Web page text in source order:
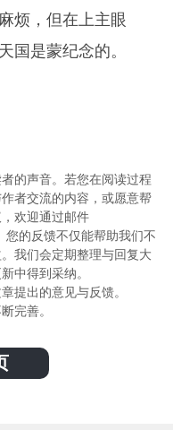
烦，但在上主眼
国是蒙纪念的。
的声音。若您在阅读过程
者交流的内容，或愿意帮
欢迎通过邮件
您的反馈不仅能帮助我们不
我们会定期整理与回复大
中得到采纳。
提出的意见与反馈。
完善。